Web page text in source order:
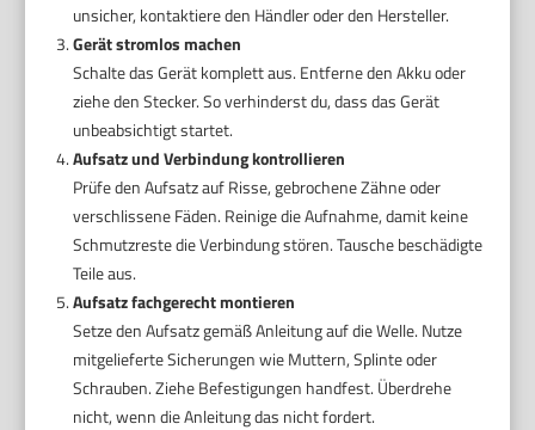
unsicher, kontaktiere den Händler oder den Hersteller.
Gerät stromlos machen
Schalte das Gerät komplett aus. Entferne den Akku oder
ziehe den Stecker. So verhinderst du, dass das Gerät
unbeabsichtigt startet.
Aufsatz und Verbindung kontrollieren
Prüfe den Aufsatz auf Risse, gebrochene Zähne oder
verschlissene Fäden. Reinige die Aufnahme, damit keine
Schmutzreste die Verbindung stören. Tausche beschädigte
Teile aus.
Aufsatz fachgerecht montieren
Setze den Aufsatz gemäß Anleitung auf die Welle. Nutze
mitgelieferte Sicherungen wie Muttern, Splinte oder
Schrauben. Ziehe Befestigungen handfest. Überdrehe
nicht, wenn die Anleitung das nicht fordert.